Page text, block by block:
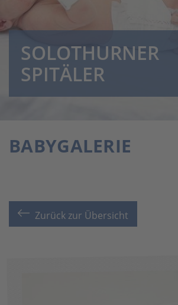
SOLOTHURNER
SPITÄLER
BABYGALERIE
Zurück zur Übersicht